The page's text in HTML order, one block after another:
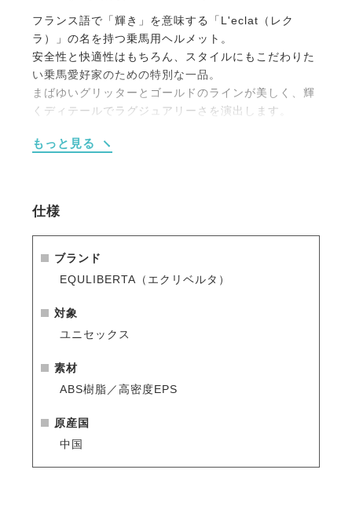
フランス語で「輝き」を意味する「L'eclat（レク
ラ）」の名を持つ乗馬用ヘルメット。
安全性と快適性はもちろん、スタイルにもこだわりた
い乗馬愛好家のための特別な一品。
まばゆいグリッターとゴールドのラインが美しく、輝
くディテールでラグジュアリーさを演出します。
安心で見栄えもよく、ソフトなかぶり心地や着脱のス
・インナーへのこだわり
内部のインナーには高品質の機能性素材【ERT】を採
をドライで快適にキープします。
・サイズ調整ダイヤル機能
後部ダイヤルのサイズ調整機能で頭部をしっかりと固
定できます。
よう工夫されています。
もっと見る
仕様
ブランド
EQULIBERTA（エクリベルタ）
対象
ユニセックス
素材
ABS樹脂／高密度EPS
原産国
中国